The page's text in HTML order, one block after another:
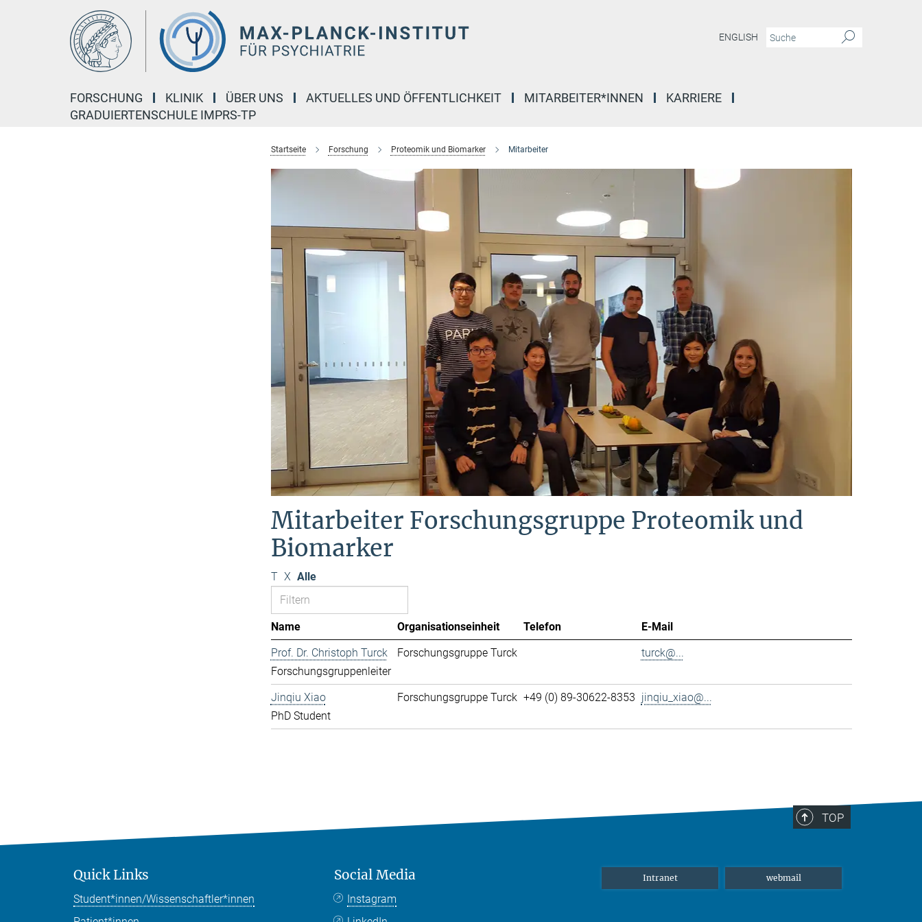
ENGLISH
FORSCHUNG KLINIK ÜBER UNS AKTUELLES UND ÖFFENTLICHKEIT MITARBEITER*INNEN
KARRIERE
GRADUIERTENSCHULE IMPRS-TP
Startseite Forschung Proteomik und Biomarker Mitarbeiter
Mitarbeiter Forschungsgruppe Proteomik und
Biomarker
T X Alle
Name Organisationseinheit Telefon
E-Mail
Prof. Dr. Christoph Turck
Forschungsgruppenleiter
Forschungsgruppe Turck turck@...
Jinqiu Xiao
PhD Student
Forschungsgruppe Turck +49 (0) 89-30622-8353 jinqiu_xiao@...
TOP
Quick Links
Student*innen/Wissenschaftler*innen
Social Media
Instagram
Intranet webmail